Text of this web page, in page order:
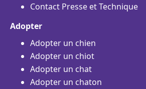
Contact Presse et Technique
Adopter
Adopter un chien
Adopter un chiot
Adopter un chat
Adopter un chaton